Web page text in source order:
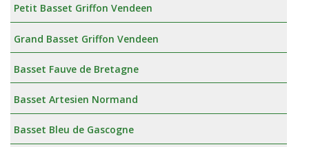
Petit Basset Griffon Vendeen
Grand Basset Griffon Vendeen
Basset Fauve de Bretagne
Basset Artesien Normand
Basset Bleu de Gascogne